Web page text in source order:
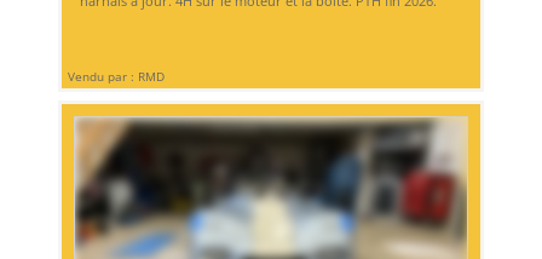
Vendu par : RMD